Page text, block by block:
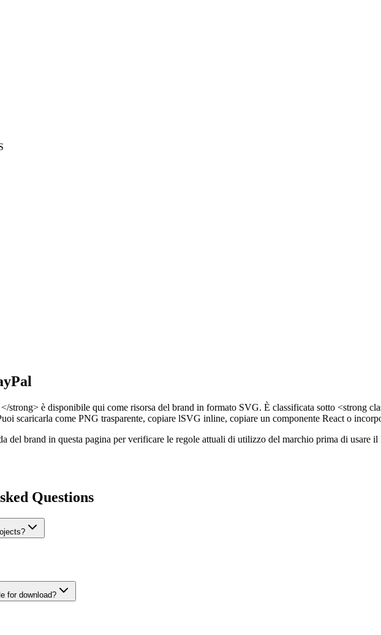
è disponibile qui come risorsa del brand in formato SVG. È classificata sotto <strong
scaricarla come PNG trasparente, copiare lSVG inline, copiare un componente React o
del brand in questa pagina per verificare le regole attuali di utilizzo del marchio prima di usare
Questions
for download?